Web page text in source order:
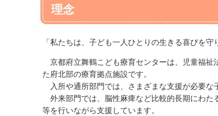
理念
「私たちは、子ども一人ひとりの生きる喜びを
京都府立舞鶴こども療育センターは、児童福
た府北部の療育拠点施設です。
入所や通所部門では、さまざまな支援が必要
外来部門では、脳性麻痺など比較的長期にわ
等を行いながら支援しています。